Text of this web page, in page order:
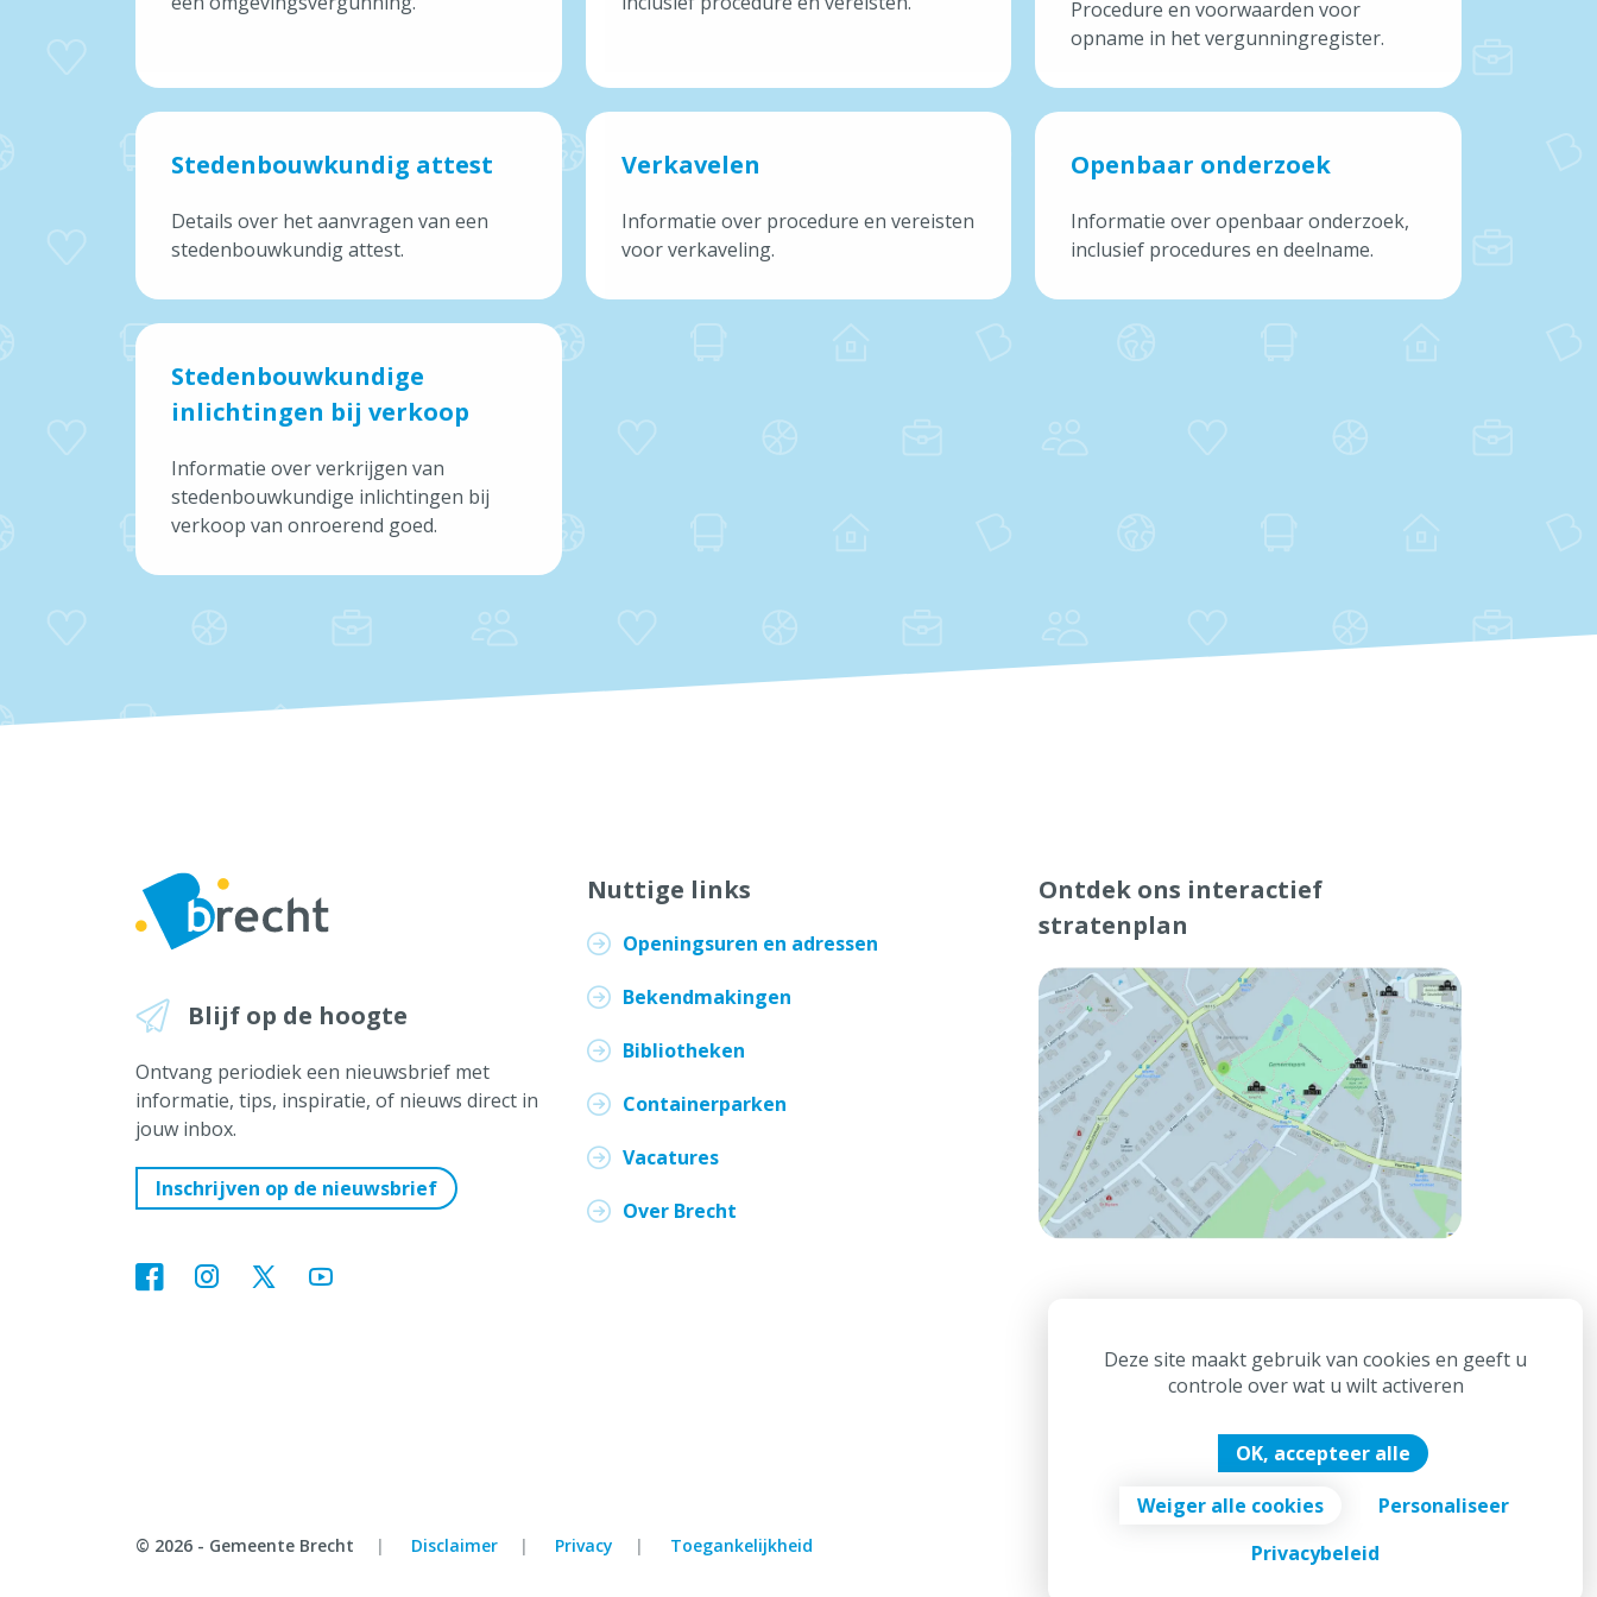
Over Brecht
Maak een afspraak
Aanvragen & attesten
Meld iets
Procedure en voorwaarden voor
opname in het vergunningregister.
Stedenbouwkundig attest
Details over het aanvragen van een
stedenbouwkundig attest.
Verkavelen
Informatie over procedure en vereisten
voor verkaveling.
Openbaar onderzoek
Informatie over openbaar onderzoek,
inclusief procedures en deelname.
Stedenbouwkundige
inlichtingen bij verkoop
Informatie over verkrijgen van
stedenbouwkundige inlichtingen bij
verkoop van onroerend goed.
Blijf op de hoogte
Ontvang periodiek een nieuwsbrief met
informatie, tips, inspiratie, of nieuws direct in
jouw inbox.
Inschrijven op de nieuwsbrief
Nuttige links
Openingsuren en adressen
Bekendmakingen
Bibliotheken
Containerparken
Vacatures
Over Brecht
Ontdek ons interactief
stratenplan
© 2026 - Gemeente Brecht Disclaimer Privacy Toegankelijkheid Digitale Doeners
Deze site maakt gebruik van cookies en geeft u
controle over wat u wilt activeren
OK, accepteer alle
Weiger alle cookies
Personaliseer
Privacybeleid